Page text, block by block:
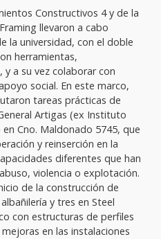
Constructivos 4 y de la
llevaron a cabo
la universidad, con el doble
herramientas,
a su vez colaborar con
social. En este marco,
tareas prácticas de
Artigas (ex Instituto
Cno. Maldonado 5745, que
y reinserción en la
diferentes que han
violencia o explotación.
de la construcción de
y tres en Steel
con estructuras de perfiles
en las instalaciones